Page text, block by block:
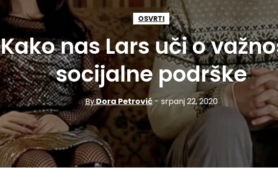
OSVRTI
Kako nas Lars uči o
socijalne podrške
ByDora Petrović- srpanj 22, 2020